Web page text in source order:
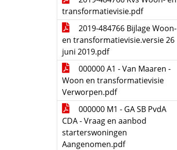
transformatievisie.pdf
2019-484766 Bijlage Woon-
en transformatievisie.versie 26
juni 2019.pdf
000000 A1 - Van Maaren -
Woon en transformatievisie
Verworpen.pdf
000000 M1 - GA SB PvdA
CDA - Vraag en aanbod
starterswoningen
Aangenomen.pdf